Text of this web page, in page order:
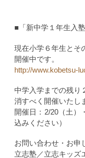
■「新中学１年生入
現在小学６年生とそ
開催中です。
http://www.kobetsu-
中学入学までの残り
消すべく開催いたし
開催日：2/20（土）
込みください）
お問い合わせ・お申
立志塾／立志キッズ